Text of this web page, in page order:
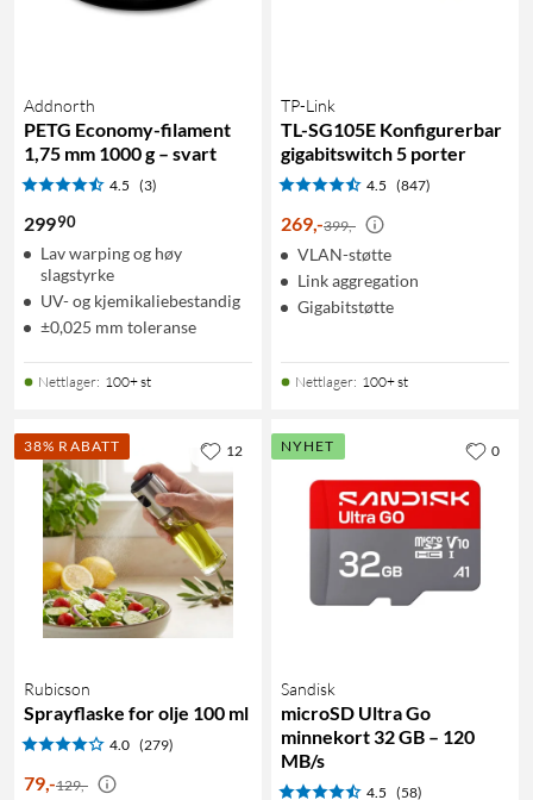
Addnorth
PETG Economy-filament
1,75 mm 1000 g – svart
4.5 (3)
29990
Lav warping og høy
slagstyrke
UV- og kjemikaliebestandig
±0,025 mm toleranse
Nettlager: 100+ st
TP-Link
TL-SG105E Konfigurerbar
gigabitswitch 5 porter
4.5 (847)
269,-399,-
VLAN-støtte
Link aggregation
Gigabitstøtte
Nettlager: 100+ st
38% RABATT
Rubicson
Sprayflaske for olje 100 ml
4.0 (279)
79,-129,-
12 NYHET
Sandisk
microSD Ultra Go
minnekort 32 GB – 120
MB/s
4.5 (58)
0